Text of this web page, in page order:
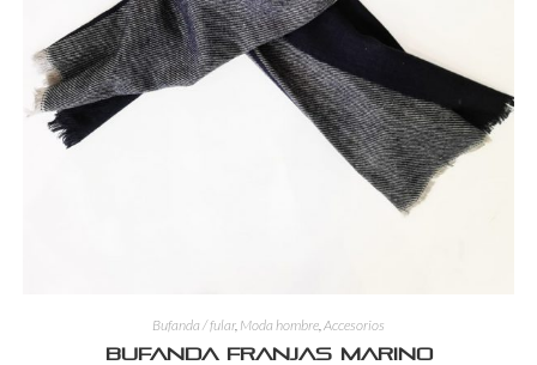
Bufanda / fular, Moda hombre Accesorios
Bufanda franjas marino